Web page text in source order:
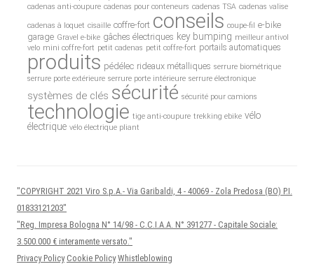
cadenas anti-coupure cadenas pour conteneurs cadenas TSA cadenas valise
cadenas à loquet cisaille coffre-fort conseils coupe-fil e-bike
garage Gravel e-bike gâches électriques key bumping meilleur antivol
velo mini coffre-fort petit cadenas petit coffre-fort portails automatiques
produits pédélec rideaux métalliques serrure biométrique
serrure porte extérieure serrure porte intérieure serrure électronique
systèmes de clés sécurité sécurité pour camions
technologie tige anti-coupure trekking ebike vélo
électrique vélo électrique pliant
"COPYRIGHT 2021 Viro S.p.A.- Via Garibaldi, 4 - 40069 - Zola Predosa (BO) P.I.
01833121203"
"Reg. Impresa Bologna N° 14/98 - C.C.I.A.A. N° 391277 - Capitale Sociale:
3.500.000 € interamente versato."
Privacy Policy Cookie Policy Whistleblowing